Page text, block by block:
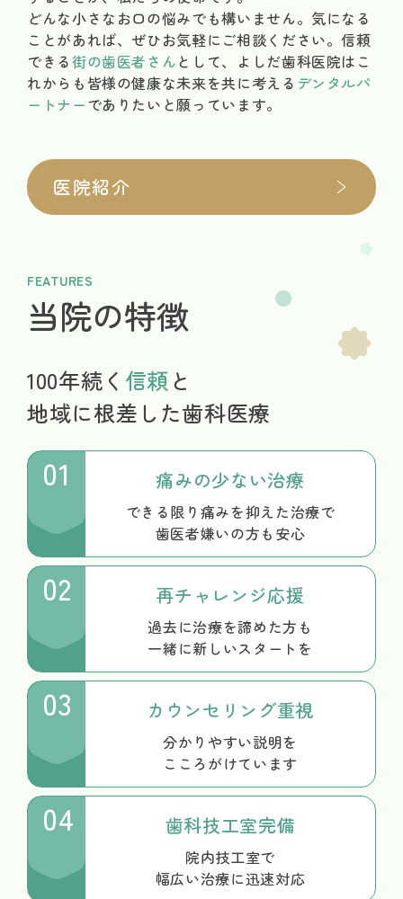
どんな小さなお口の悩みでも構いません。気になる
ことがあれば、ぜひお気軽にご相談ください。信頼
できる街の歯医者さんとして、よしだ歯科医院はこ
れからも皆様の健康な未来を共に考える デンタルパ
ートナーでありたいと願っています。
医院紹介
FEATURES
当院の特徴
100年続く 信頼と
地域に根差した歯科医療
01 痛みの少ない治療
できる限り痛みを抑えた治療で
歯医者嫌いの方も安心
02 再チャレンジ応援
過去に治療を諦めた方も
一緒に新しいスタートを
03 カウンセリング重視
分かりやすい説明を
こころがけています
04 歯科技工室完備
院内技工室で
幅広い治療に迅速対応